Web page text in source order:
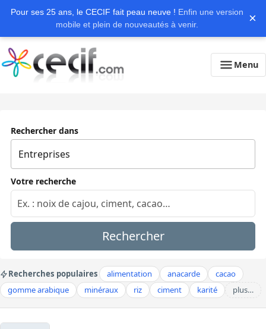
Pour ses 25 ans, le CECIF fait peau neuve ! Enfin une version
mobile et plein de nouveautés à venir.
×
Menu
Rechercher dans
Votre recherche
Rechercher
Recherches populaires alimentation anacarde
cacao
gomme arabique
minéraux riz ciment karité plus…